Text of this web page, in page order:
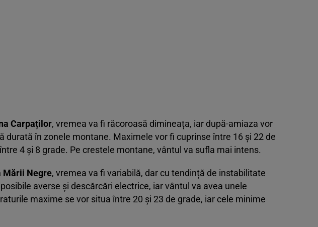
Carpaților, vremea va fi răcoroasă dimineața, iar după-amiaza vor
durată în zonele montane. Maximele vor fi cuprinse între 16 și 22 de
4 și 8 grade. Pe crestele montane, vântul va sufla mai intens.
Mării Negre, vremea va fi variabilă, dar cu tendință de instabilitate
averse și descărcări electrice, iar vântul va avea unele
maxime se vor situa între 20 și 23 de grade, iar cele minime